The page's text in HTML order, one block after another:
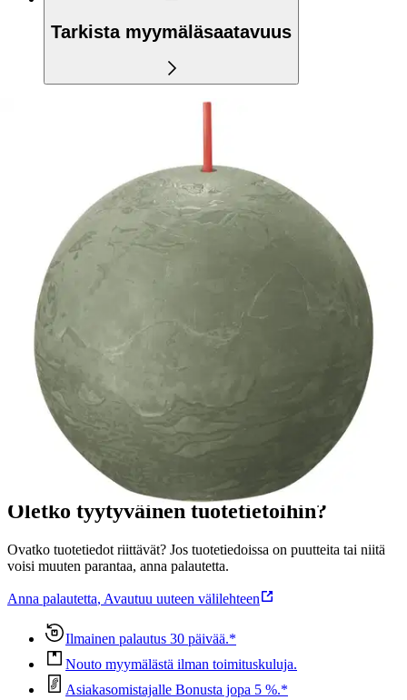
Tarkista myymäläsaatavuus
Tee jokaisesta hetkestä erityinen Bolsiuksen rustiikkisella
pallokynttilällä, joka on väriltään Fresh Olive. Tämä kynttilä pysyy
kauniina jopa 25 tunnin ajan MaxAmbiance-teknologiamme
ansiosta. Tämä teknologia yhdistää ainutlaatuisen vahareseptin ja
supertasaisen sydämen täydellistä palamista varten. Valmistettu
ilman palmuöljyä ja kasvipohjaisesta vahasta. Kokonainen
rustiikkikokoelmamme sisältää kynttilöitä eri kokoisina ja
trendikkäissä väreissä. Näitä voi yhdistellä monin tavoin luodaksesi
kotiisi ainutlaatuista lämpöä ja tunnelmaa.
Ominaisuudet
Oletko tyytyväinen tuotetietoihin?
Ovatko tuotetiedot riittävät? Jos tuotetiedoissa on puutteita tai niitä
voisi muuten parantaa, anna palautetta.
Anna palautetta, Avautuu uuteen välilehteen
Ilmainen palautus 30 päivää.*
Nouto myymälästä ilman toimituskuluja.
Asiakasomistajalle Bonusta jopa 5 %.*